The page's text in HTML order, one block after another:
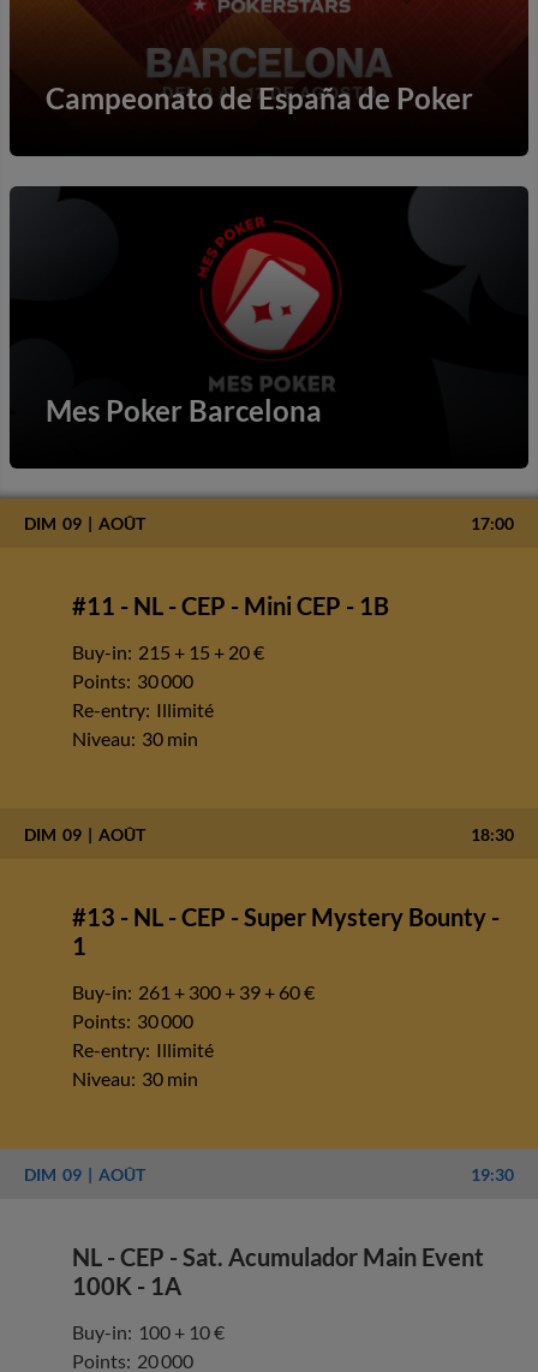
Campeonato de España de Poker
Mes Poker Barcelona
DIM 09 AOÛT 17:00
#11 - NL - CEP - Mini CEP - 1B
Buy-in: 215 + 15 + 20 €
Points: 30 000
Re-entry: Illimité
Niveau: 30 min
DIM 09 AOÛT 18:30
#13 - NL - CEP - Super Mystery Bounty -
1
Buy-in: 261 + 300 + 39 + 60 €
Points: 30 000
Re-entry: Illimité
Niveau: 30 min
DIM 09 AOÛT 19:30
NL - CEP - Sat. Acumulador Main Event
100K - 1A
Buy-in: 100 + 10 €
Points: 20 000